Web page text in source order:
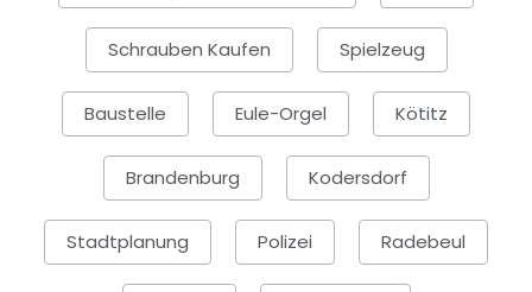
Schrauben Kaufen Spielzeug
Baustelle Eule-Orgel Kötitz
Brandenburg Kodersdorf
Stadtplanung Polizei Radebeul